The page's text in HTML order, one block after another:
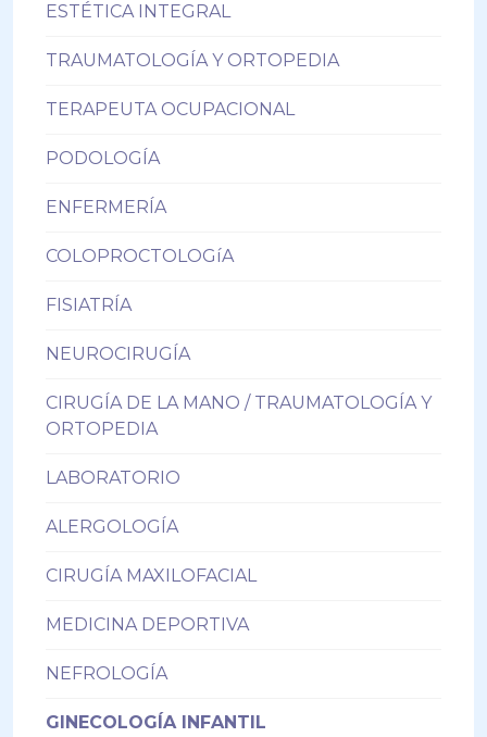
ESTÉTICA INTEGRAL
TRAUMATOLOGÍA Y ORTOPEDIA
TERAPEUTA OCUPACIONAL
PODOLOGÍA
ENFERMERÍA
COLOPROCTOLOGíA
FISIATRÍA
NEUROCIRUGÍA
CIRUGÍA DE LA MANO / TRAUMATOLOGÍA Y
ORTOPEDIA
LABORATORIO
ALERGOLOGÍA
CIRUGÍA MAXILOFACIAL
MEDICINA DEPORTIVA
NEFROLOGÍA
GINECOLOGÍA INFANTIL